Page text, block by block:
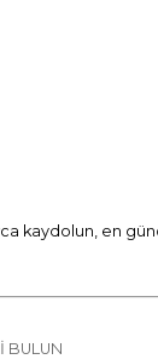
kaydolun, en
BULUN